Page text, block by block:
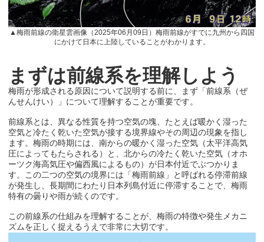
▲梅雨前線の衛星雲画像（2025年06 月 09 日）梅雨前線がすでに九州から四国
にかけて日本に上陸していることがわかります。
まずは前線系を理解しよう
梅雨が形成される原因について説明する前に、まず「前線系（ぜ
んせんけい）」について理解することが重要です。
前線系とは、異なる性質を持つ空気の塊、たとえば暖かく湿った
空気と冷たく乾いた空気が接する境界線やその周辺の現象を指し
ます。梅雨の時期には、南からの暖かく湿った空気（太平洋高気
圧によってもたらされる）と、北からの冷たく乾いた空気（オホ
ーツク海高気圧や偏西風によるもの）が日本付近でぶつかりま
す。この二つの空気の境界には「梅雨前線」と呼ばれる停滞前線
が発生し、長期間にわたり日本列島付近に停滞することで、梅雨
特有の曇りや雨が続くのです。
この前線系の仕組みを理解することが、梅雨の特徴や発生メカニ
ズムを正しく捉えるうえで非常に大切です。